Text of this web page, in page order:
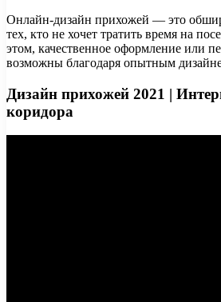
Онлайн-дизайн прихожей — это
тех, кто не хочет тратить время на
этом, качественное оформление или
возможны благодаря опытным
Дизайн прихожей 2021 |
коридора